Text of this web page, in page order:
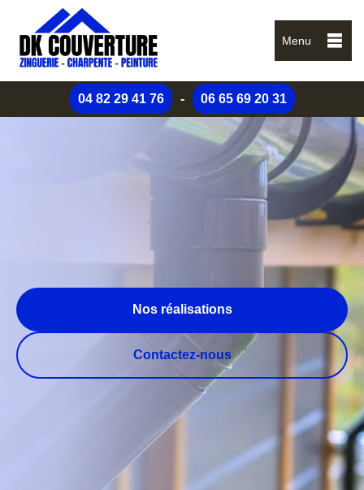
Menu
04 82 29 41 76 - 06 65 69 20 31
Nos réalisations
Contactez-nous